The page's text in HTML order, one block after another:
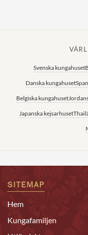
Svenska kungahuset
Danska kungahuset
Belgiska kungahuset
Japanska kejsarhuset
SITEMAP
Hem
Kungafamiljen